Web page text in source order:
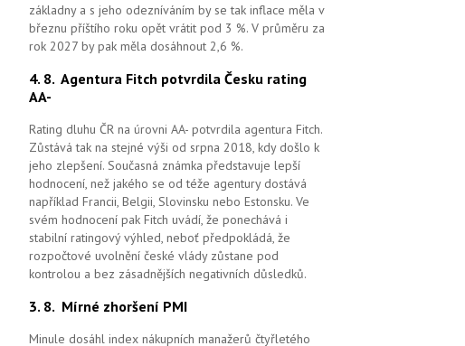
základny a s jeho odezníváním by se tak inflace měla v
březnu příštího roku opět vrátit pod 3 %. V průměru za
rok 2027 by pak měla dosáhnout 2,6 %.
4. 8. Agentura Fitch potvrdila Česku rating
AA-
Rating dluhu ČR na úrovni AA- potvrdila agentura Fitch.
Zůstává tak na stejné výši od srpna 2018, kdy došlo k
jeho zlepšení. Současná známka představuje lepší
hodnocení, než jakého se od téže agentury dostává
například Francii, Belgii, Slovinsku nebo Estonsku. Ve
svém hodnocení pak Fitch uvádí, že ponechává i
stabilní ratingový výhled, neboť předpokládá, že
rozpočtové uvolnění české vlády zůstane pod
kontrolou a bez zásadnějších negativních důsledků.
3. 8. Mírné zhoršení PMI
Minule dosáhl index nákupních manažerů čtyřletého